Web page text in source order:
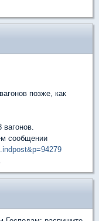
позже, как
сообщении